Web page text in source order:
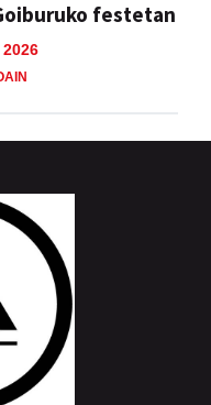
festetan
2026